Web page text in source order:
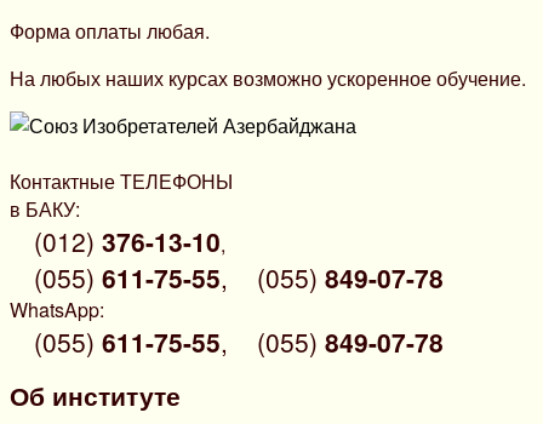
Форма оплаты любая.
На любых наших курсах возможно ускоренное обучение.
Контактные ТЕЛЕФОНЫ
в БАКУ:
(012) 376-13-10,
(055) 611-75-55, (055) 849-07-78
WhatsApp:
(055) 611-75-55, (055) 849-07-78
Об институте